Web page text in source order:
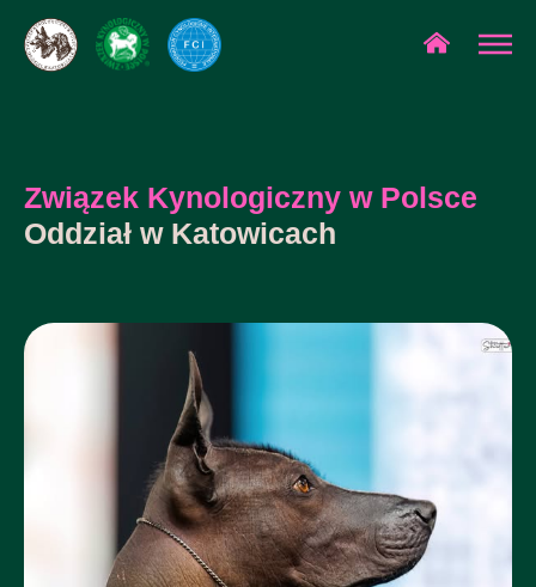
Związek Kynologiczny w Polsce
Oddział w Katowicach